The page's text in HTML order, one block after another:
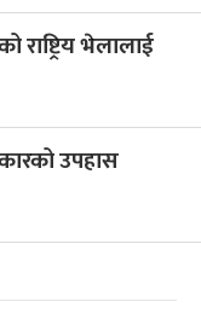
भेलालाई
उपहास